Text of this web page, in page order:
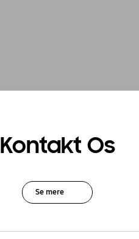
Kontakt Os
Se mere